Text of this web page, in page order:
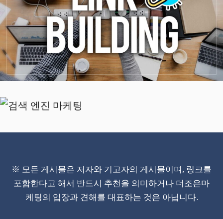
※ 모든 게시물은 저자와 기고자의 게시물이며, 링크를
포함한다고 해서 반드시 추천을 의미하거나 더조은마
케팅의 입장과 견해를 대표하는 것은 아닙니다.